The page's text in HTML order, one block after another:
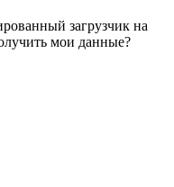
загрузчик на
мои данные?